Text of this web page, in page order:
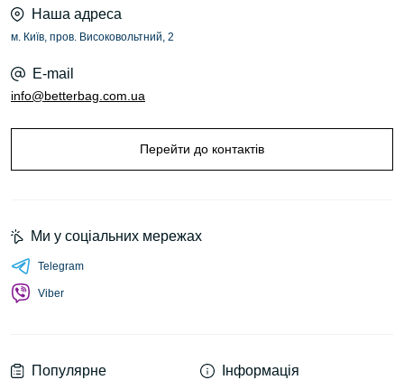
Наша адреса
м. Київ, пров. Високовольтний, 2
E-mail
info@betterbag.com.ua
Перейти до контактів
Популярне Інформація
Ми у соціальних мережах
Telegram
Viber